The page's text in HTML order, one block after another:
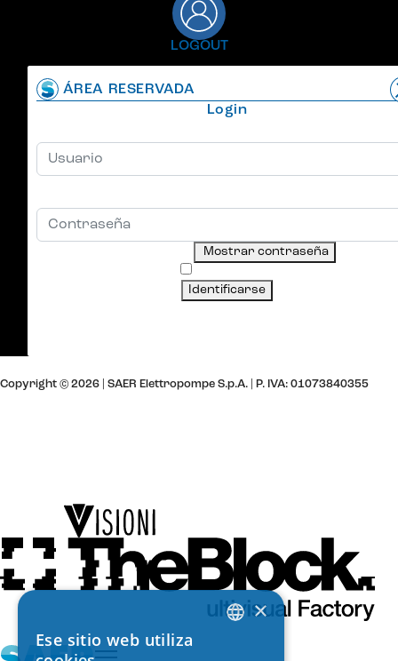
LOGOUT
ÁREA RESERVADA
Login
Mostrar contraseña
Identificarse
Copyright © 2026 | SAER Elettropompe S.p.A. | P. IVA: 01073840355
×
Ese sitio web utiliza